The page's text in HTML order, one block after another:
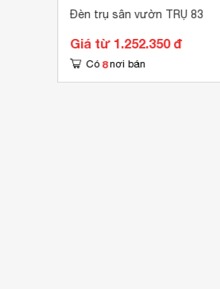
Đèn trụ sân vườn TRỤ 83
Giá từ 1.252.350 đ
Có 8 nơi bán